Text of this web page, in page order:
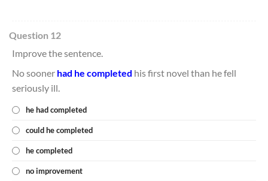
Question 12
Improve the sentence.
No sooner had he completed his first novel than he fell
seriously ill.
he had completed
could he completed
he completed
no improvement